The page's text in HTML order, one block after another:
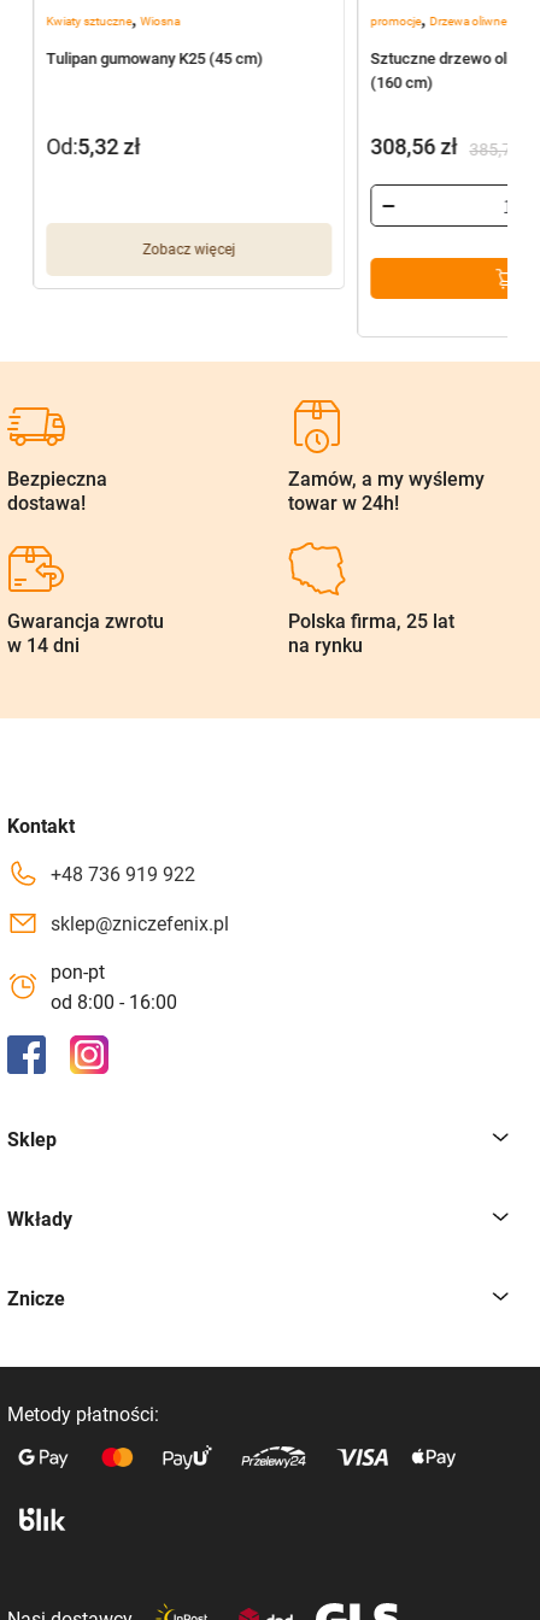
Kwiaty sztuczne, Wiosna
Tulipan gumowany K25 (45 cm)
Zobacz więcej
Od:5,32zł
promocje,Drzewa oliwne
Sztuczne drzewo
(160 cm)
385,70
cena
wynosiła:
385,70 zł.
308,56zł
cena
wynosi:
308,56 zł.
Bezpieczna
dostawa!
Zamów, a my wyślemy
towar w 24h!
Gwarancja zwrotu
w 14 dni
Polska firma, 25 lat
na rynku
Kontakt
+48 736 919 922
sklep@zniczefenix.pl
pon-pt
od 8:00 - 16:00
Sklep
Wkłady
Znicze
Metody płatności: